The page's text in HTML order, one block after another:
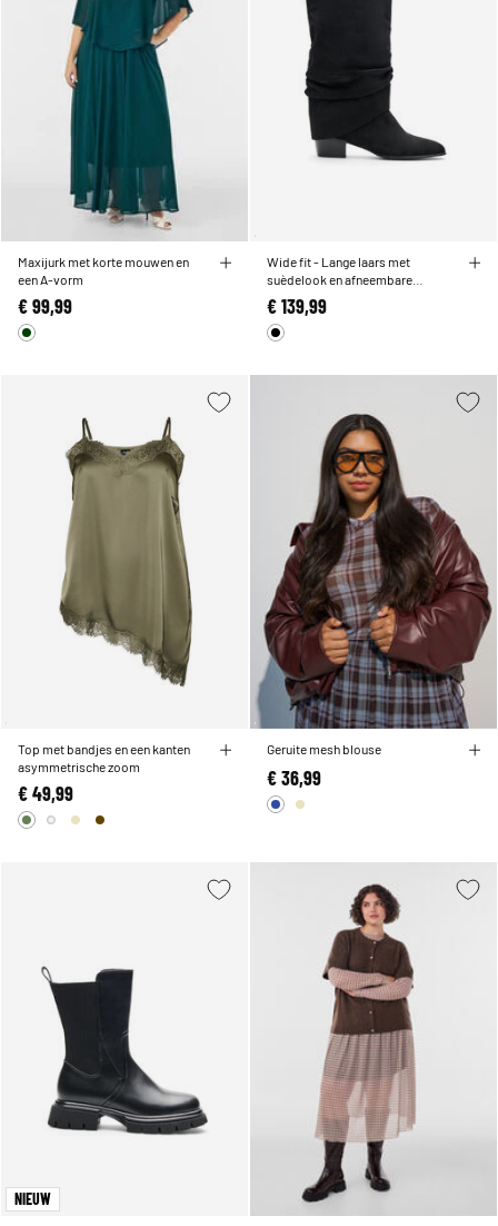
Maxijurk met korte mouwen en
een A-vorm
€ 99,99
Wide fit - Lange laars met
suèdelook en afneembare
schacht
€ 139,99
Top met bandjes en een kanten
asymmetrische zoom
€ 49,99
Geruite mesh blouse
€ 36,99
NIEUW